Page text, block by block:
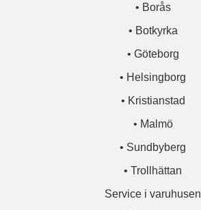
• Borås
• Botkyrka
• Göteborg
• Helsingborg
• Kristianstad
• Malmö
• Sundbyberg
• Trollhättan
Service i varuhusen